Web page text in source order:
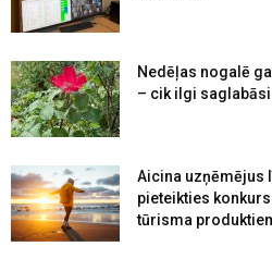
Nedēļas nogalē
– cik ilgi
Aicina uzņēmējus
pieteikties
tūrisma